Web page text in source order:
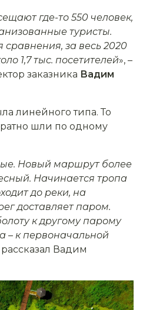
где-то 550 человек,
туристы.
за весь 2020
1,7 тыс. посетителей», –
заказника Вадим
линейного типа. То
шли по одному
Новый маршрут более
Начинается тропа
до реки, на
доставляет паром.
к другому парому
– к первоначальной
рассказал Вадим